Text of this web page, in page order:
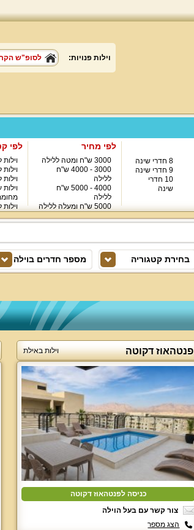
וילות פנויות: לסופ"ש
8 חדרי שינה
9 חדרי שינה
10 חדרי
שינה
לפי מחיר
3000 ש"ח ומטה ללילה
3000 - 4000 ש"ח
ללילה
4000 - 5000 ש"ח
ללילה
5000 ש"ח ומעלה ללילה
לפי
בחירת קטגוריה מספר חדרים בוילה
פנטהאוז דקוטה וילות באילת
כניסה לפנטהאוז דקוטה
צור קשר עם בעל הוילה
הצג מספר